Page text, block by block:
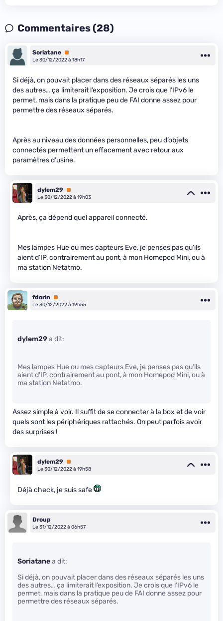
Commentaires (28)
Soriatane Premium
Le 30/12/2022 à 18h17
Si déjà, on pouvait placer dans des réseaux séparés les uns
des autres… ça limiterait l’exposition. Je crois que l’IPv6 le
permet, mais dans la pratique peu de FAI donne assez pour
permettre des réseaux séparés.
Après au niveau des données personnelles, peu d’objets
connectés permettent un effacement avec retour aux
paramètres d’usine.
dylem29 Premium
Le 30/12/2022 à 19h03
Après, ça dépend quel appareil connecté.
Mes lampes Hue ou mes capteurs Eve, je penses pas qu’ils
aient d’IP, contrairement au pont, à mon Homepod Mini, ou à
ma station Netatmo.
fdorin
Premium
Le 30/12/2022 à 19h55
dylem29a dit:
Mes lampes Hue ou mes capteurs Eve, je penses pas qu’ils
aient d’IP, contrairement au pont, à mon Homepod Mini, ou à
ma station Netatmo.
Assez simple à voir. Il suffit de se connecter à la box et de voir
quels sont les périphériques rattachés. On peut parfois avoir
des surprises !
dylem29 Premium
Le 30/12/2022 à 19h58
Déjà check, je suis safe
Droup
Le 31/12/2022 à 06h57
Soriatanea dit:
Si déjà, on pouvait placer dans des réseaux séparés les uns
des autres… ça limiterait l’exposition. Je crois que l’IPv6 le
permet, mais dans la pratique peu de FAI donne assez pour
permettre des réseaux séparés.